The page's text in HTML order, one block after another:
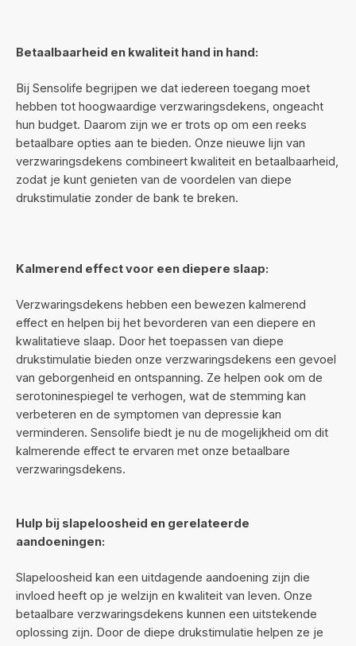
Betaalbaarheid en kwaliteit hand in hand:
Bij Sensolife begrijpen we dat iedereen toegang moet
hebben tot hoogwaardige verzwaringsdekens, ongeacht
hun budget. Daarom zijn we er trots op om een reeks
betaalbare opties aan te bieden. Onze nieuwe lijn van
verzwaringsdekens combineert kwaliteit en betaalbaarheid,
zodat je kunt genieten van de voordelen van diepe
drukstimulatie zonder de bank te breken.
Kalmerend effect voor een diepere slaap:
Verzwaringsdekens hebben een bewezen kalmerend
effect en helpen bij het bevorderen van een diepere en
kwalitatieve slaap. Door het toepassen van diepe
drukstimulatie bieden onze verzwaringsdekens een gevoel
van geborgenheid en ontspanning. Ze helpen ook om de
serotoninespiegel te verhogen, wat de stemming kan
verbeteren en de symptomen van depressie kan
verminderen. Sensolife biedt je nu de mogelijkheid om dit
kalmerende effect te ervaren met onze betaalbare
verzwaringsdekens.
Hulp bij slapeloosheid en gerelateerde
aandoeningen:
Slapeloosheid kan een uitdagende aandoening zijn die
invloed heeft op je welzijn en kwaliteit van leven. Onze
betaalbare verzwaringsdekens kunnen een uitstekende
oplossing zijn. Door de diepe drukstimulatie helpen ze je